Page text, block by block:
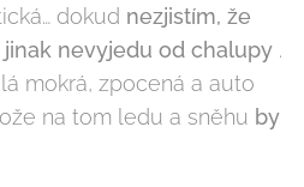
dokud nezjistím, že
nevyjedu od chalupy .
mokrá, zpocená a auto
na tom ledu a sněhu by